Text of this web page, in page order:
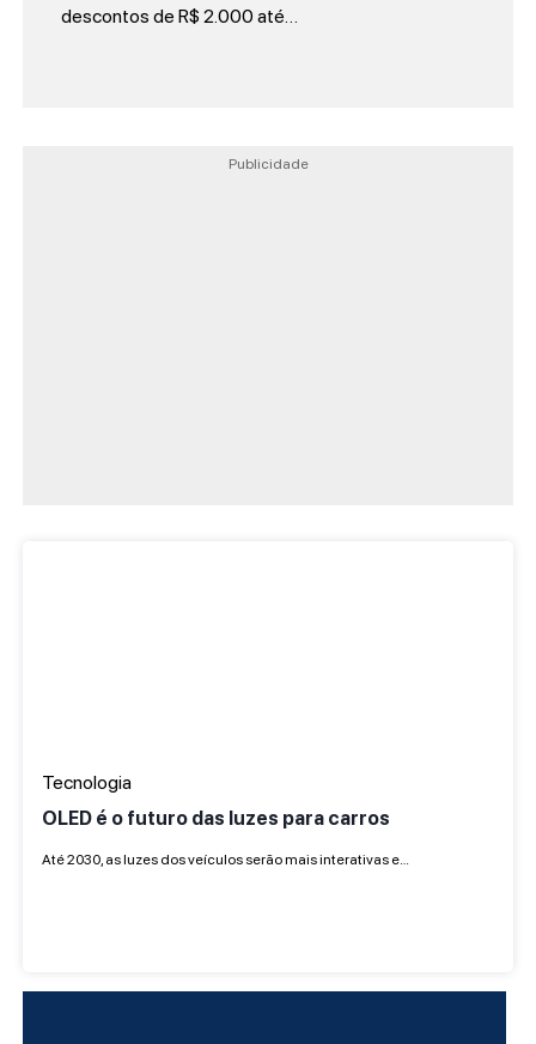
descontos de R$ 2.000 até…
Publicidade
Tecnologia
OLED é o futuro das luzes para carros
Até 2030, as luzes dos veículos serão mais interativas e…